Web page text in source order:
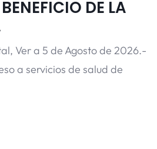
DE LA
Ver a 5 de Agosto de 2026.-
a servicios de salud de